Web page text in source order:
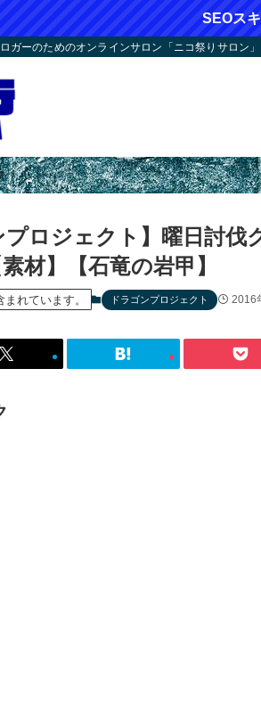
SEOス
ガーのためのオンラインサロン「ニコ祭りサロ
プロジェクト】曜日討
素材】【石竜の岩甲】
れています。 ドラゴンプロジェクト 2016